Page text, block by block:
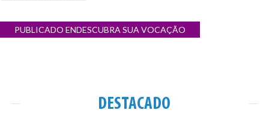
Navegación
de
PUBLICADO ENDESCUBRA SUA VOCAÇÃO
DESTACADO